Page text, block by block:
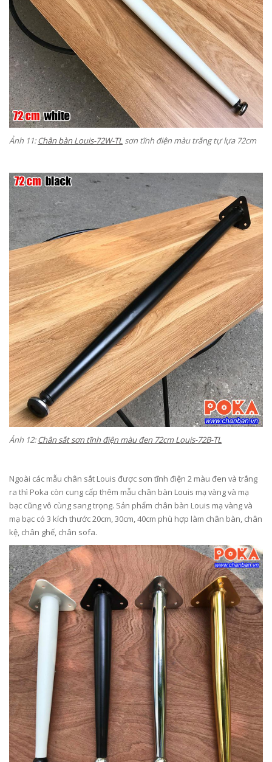
Ảnh 11:Chân bàn Louis-72W-TL sơn tĩnh điện màu trắng tự lựa 72cm
Ảnh 12:Chân sắt sơn tĩnh điện màu đen 72cm Louis-72B-TL
Ngoài các mẫu chân sắt Louis được sơn tĩnh điện 2 màu đen và trắng
ra thì Poka còn cung cấp thêm mẫu chân bàn Louis mạ vàng và mạ
bạc cũng vô cùng sang trọng. Sản phẩm chân bàn Louis mạ vàng và
mạ bạc có 3 kích thước 20cm, 30cm, 40cm phù hợp làm chân bàn, chân
kệ, chân ghế, chân sofa.